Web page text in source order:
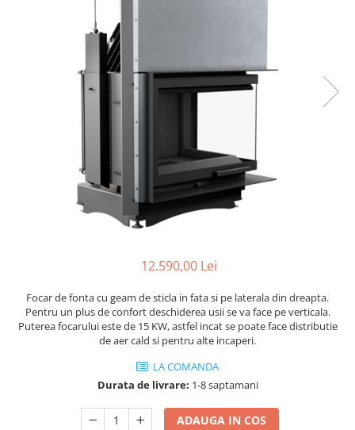
SEMINEE SUSPENDATE PE LEMNE
SOBE DE GĂTIT PE LEMNE
COSURI DE FUM
COSURI INOX PROFESIONALE
Schiedel Permeter Negru
Cosuri de fum inox JEREMIAS
Cosuri de fum inox DARCO
COSURI DE FUM SCHIEDEL
Cos ceramic RONDO
COSURI DE FUM CERAMICE HOCH
HOCH UNIVERSAL
HOCH UNIVERSAL EVO
HOCH INDUSTRIAL
Coș de fum SMART
COSURI DE FUM CERAMICE KAMIN
12.590,00 Lei
Focar de fonta cu geam de sticla in fata si pe laterala din dreapta.
Pentru un plus de confort deschiderea usii se va face pe verticala.
Puterea focarului este de 15 KW, astfel incat se poate face distributie
de aer cald si pentru alte incaperi.
LA COMANDA
Durata de livrare: 1-8 saptamani
ADAUGA IN COS